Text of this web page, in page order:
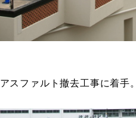
スファルト撤去工事に着手